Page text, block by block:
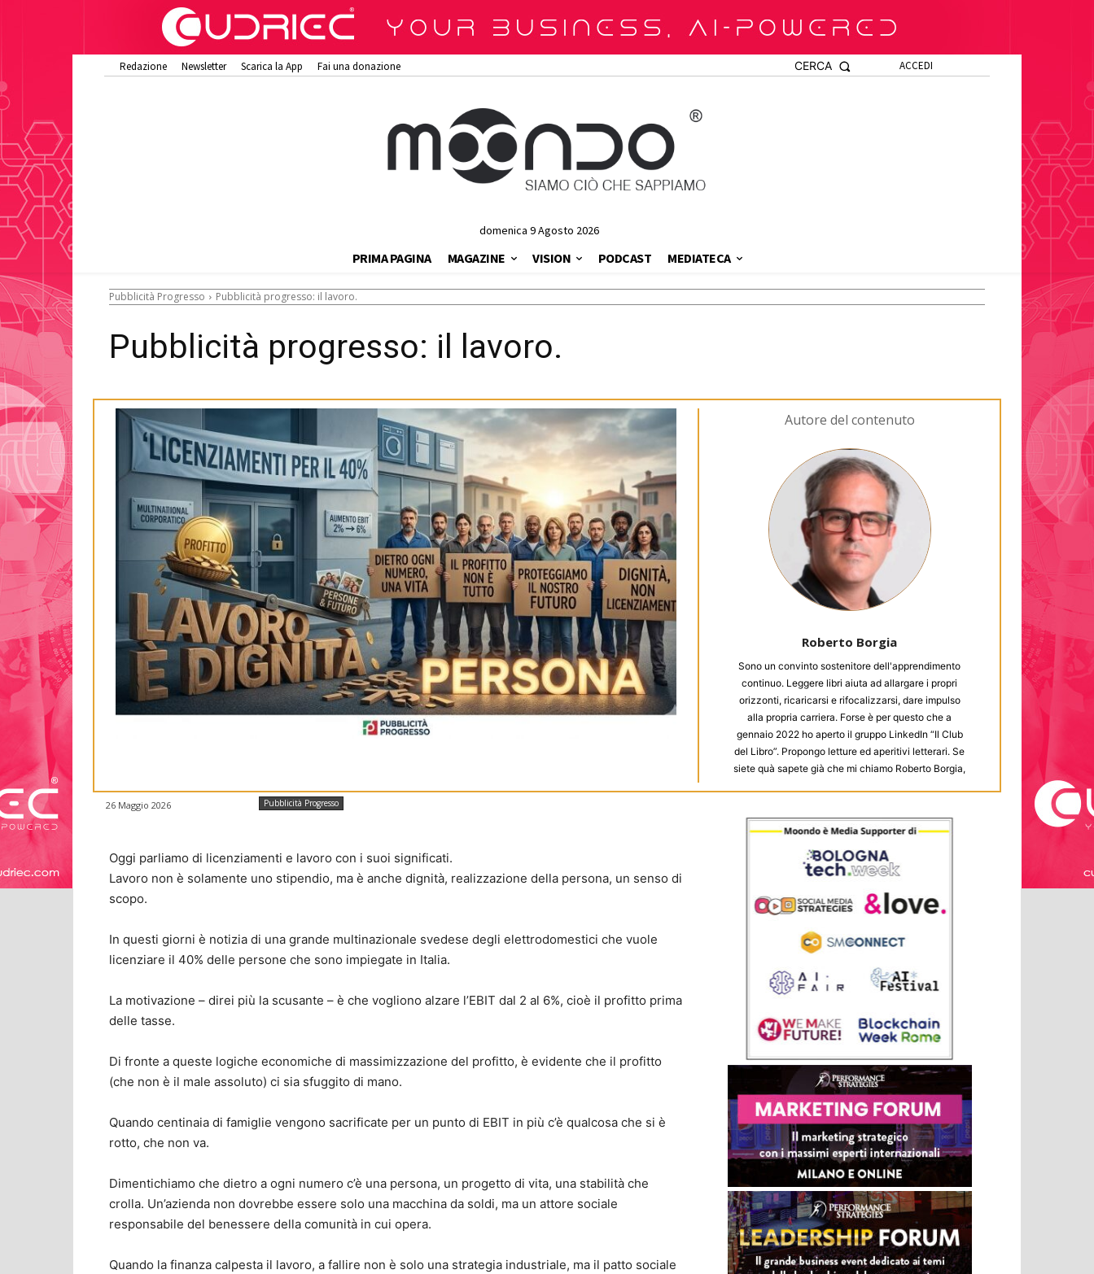
Redazione Newsletter Scarica la App Fai una donazione ACCEDI
CERCA
domenica 9 Agosto 2026
PRIMA PAGINA MAGAZINE VISION PODCAST MEDIATECA
Pubblicità Progresso Pubblicità progresso: il lavoro.
Pubblicità progresso: il lavoro.
Autore del contenuto
Roberto Borgia
Sono un convinto sostenitore dell'apprendimento
continuo. Leggere libri aiuta ad allargare i propri
orizzonti, ricaricarsi e rifocalizzarsi, dare impulso
alla propria carriera. Forse è per questo che a
gennaio 2022 ho aperto il gruppo LinkedIn “Il Club
del Libro”. Propongo letture ed aperitivi letterari. Se
siete quà sapete già che mi chiamo Roberto Borgia,
di libri e sarà per questo che adoro le biblioteche
ma soprattutto le librerie, girare fra gli scaffali e i
ripiani pieni di libri, sfogliarli, respirarli. Sono figlio di
due ex camperisti con la passione per i viaggi. Sarà
portasse a girare, incontrare persone di paesi
curiosità stimolata dai viaggi e dalle letture ha
aiutato. L'essere curioso mi porta ad informarmi
sulle novità, a trovare strade diverse per fare le
cose e a capire, anche per sommi capi, come
sempre fatte non fa per me. Leggere mi rilassa, mi
rende "pieno", mi fa "viaggiare con la mente". Ho
scoperto che il libro è uno strumento potentissimo
di condivisione, di socialità, e sapere che un mio
commento o una mia recensione faccia sì che un
libro venga letto, ancor più se da una persona che
da un po' non leggeva, mi da una scarica di felicità
(altro che dopamina) che non ha paragoni. Da
qualche anno ho poi sviluppato una passione per il
marketing e la comunicazione che mi hanno
portato a ricoprire il ruolo di responsabile marketing
in Maspero Elevatori S.p.A. Faccio parte della
community di WomenX Impact, una community
veramente inclusiva edinamica, mossa dagli
obiettivi, che condivido, della parità di genere,
26 Maggio 2026 Pubblicità Progresso
Oggi parliamo di licenziamenti e lavoro con i suoi significati.
Lavoro non è solamente uno stipendio, ma è anche dignità, realizzazione della persona, un senso di
scopo.
In questi giorni è notizia di una grande multinazionale svedese degli elettrodomestici che vuole
licenziare il 40% delle persone che sono impiegate in Italia.
La motivazione – direi più la scusante – è che vogliono alzare l’EBIT dal 2 al 6%, cioè il profitto prima
delle tasse.
Di fronte a queste logiche economiche di massimizzazione del profitto, è evidente che il profitto
(che non è il male assoluto) ci sia sfuggito di mano.
Quando centinaia di famiglie vengono sacrificate per un punto di EBIT in più c’è qualcosa che si è
rotto, che non va.
Dimentichiamo che dietro a ogni numero c’è una persona, un progetto di vita, una stabilità che
crolla. Un’azienda non dovrebbe essere solo una macchina da soldi, ma un attore sociale
responsabile del benessere della comunità in cui opera.
Quando la finanza calpesta il lavoro, a fallire non è solo una strategia industriale, ma il patto sociale